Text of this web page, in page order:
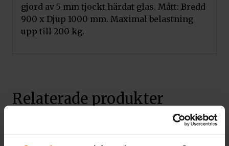
gjord av 5 mm tjockt härdat glas. Mått: Bredd
900 x Djup 1000 mm. Maximal belastning
upp till 200 kg.
Relaterade produkter